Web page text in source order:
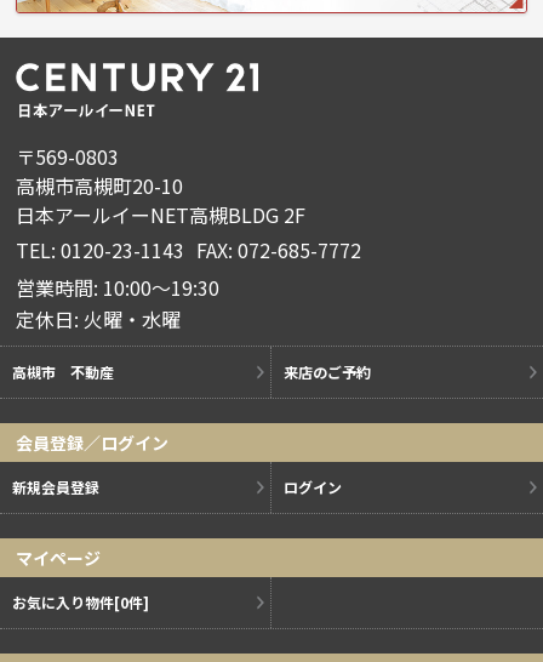
〒569-0803
高槻市高槻町20-10
日本アールイーNET高槻BLDG 2F
TEL: 0120-23-1143 FAX: 072-685-7772
営業時間: 10:00～19:30
定休日: 火曜・水曜
高槻市 不動産 来店のご予約
会員登録／ログイン
新規会員登録 ログイン
マイページ
お気に入り物件[0件]